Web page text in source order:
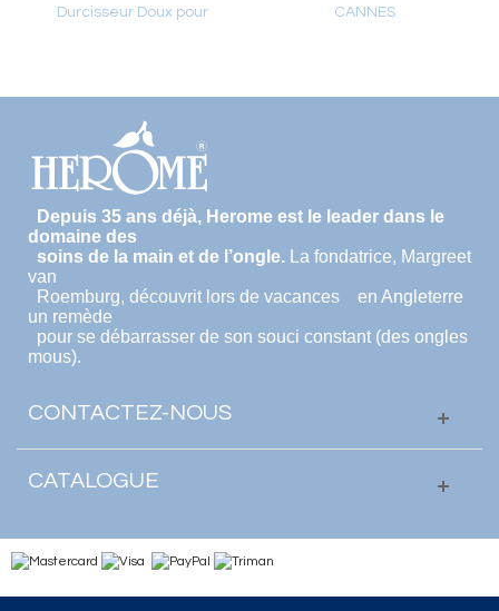
Durcisseur Doux pour
CANNES
Depuis 35 ans déjà, Herome est le leader dans le
domaine des
soins de la main et de l’ongle. La fondatrice, Margreet
van
Roemburg, découvrit lors de vacances en Angleterre
un remède
pour se débarrasser de son souci constant (des ongles
mous).
CONTACTEZ-NOUS
CATALOGUE